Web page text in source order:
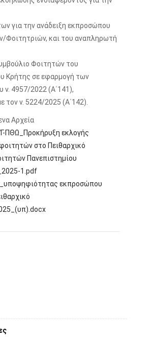
για την ανάδειξη εκπροσώπου
Φοιτητριών, και του αναπληρωτή
Φοιτητών του
Κρήτης σε εφαρμογή των
ν. 4957/2022 (Α΄141),
τον ν. 5224/2025 (Α΄142).
Αρχεία
ΠΘΩ_Προκήρυξη εκλογής
στο Πειθαρχικό
Πανεπιστημίου
1.pdf
εκπροσώπου